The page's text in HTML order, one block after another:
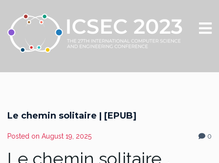
Le chemin solitaire | [EPUB]
Posted on August 19, 2025 0
Le chemin solitaire ,